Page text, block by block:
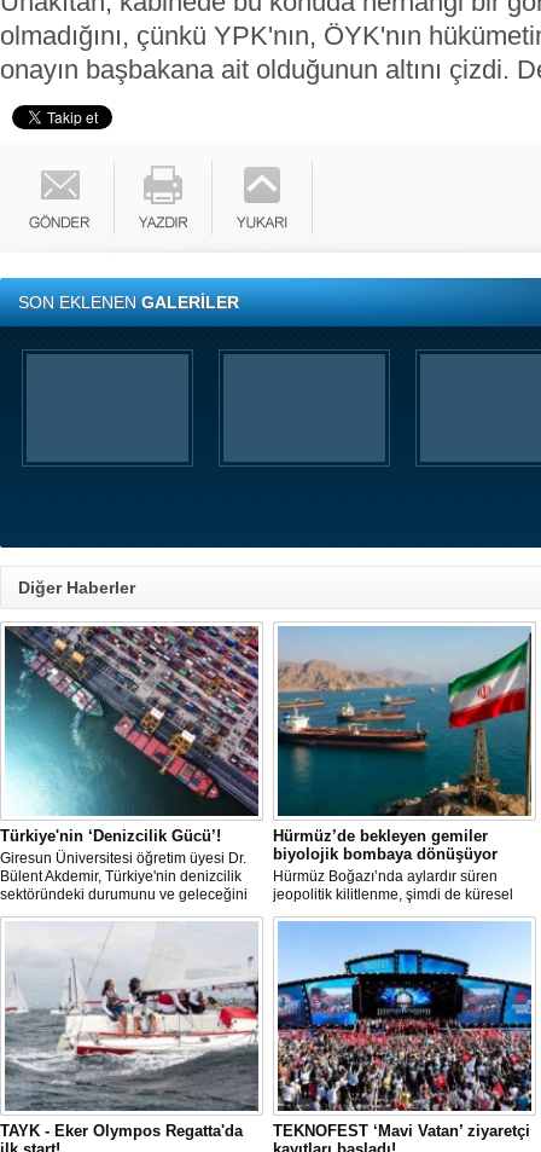
olmadığını, çünkü YPK'nın, ÖYK'nın
onayın başbakana ait olduğunun altını çizdi.
SON EKLENENGALERİLER
Diğer Haberler
Türkiye'nin ‘Denizcilik Gücü’!
Giresun Üniversitesi öğretim üyesi Dr.
Bülent Akdemir, Türkiye'nin denizcilik
sektöründeki durumunu ve geleceğini
değerlendirdi.
Hürmüz’de bekleyen gemiler
biyolojik bombaya dönüşüyor
Hürmüz Boğazı’nda aylardır süren
jeopolitik kilitlenme, şimdi de küresel
ölçekte bir çevre felaketinin kapısını
hareketsiz bekleyen binden fazla gemi,
istilacı deniz canlıları için devasa bir
üreme merkezine dönüşmüş durumda.
TAYK - Eker Olympos Regatta'da
TEKNOFEST ‘Mavi Vatan’ ziyaretçi